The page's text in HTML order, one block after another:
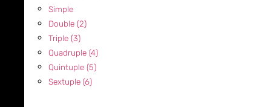
Simple
Double (2)
Triple (3)
Quadruple (4)
Quintuple (5)
Sextuple (6)